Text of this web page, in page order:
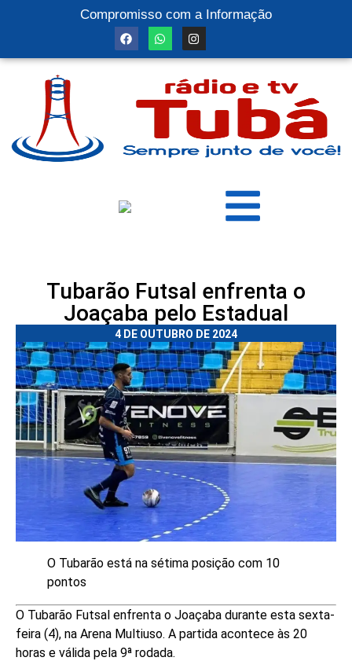
Compromisso com a Informação
Tubarão Futsal enfrenta o
Joaçaba pelo Estadual
4 DE OUTUBRO DE 2024
O Tubarão está na sétima posição com 10
pontos
O Tubarão Futsal enfrenta o Joaçaba durante esta sexta-
feira (4), na Arena Multiuso. A partida acontece às 20
horas e válida pela 9ª rodada.